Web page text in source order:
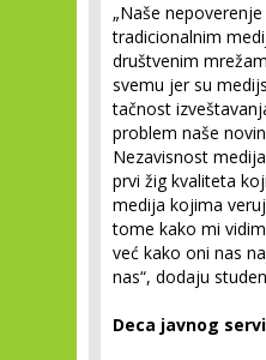
„Naše
tradicionalnim
društvenim
svemu jer su
tačnost
problem naše
Nezavisnost
prvi žig kvaliteta
medija kojima
tome kako mi
već kako oni nas
nas“, dodaju
Deca javnog